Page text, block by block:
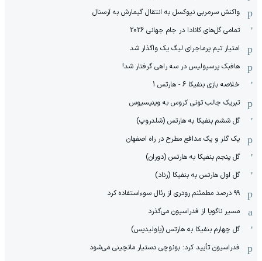
واکنش سرمربی نیوکسل به انتقال گیمارش به آرسنال
تمامی گل‌های کانادا در جام جهانی 2026
امتیاز تیم پرماجرای لیگ یک واگذار شد
هافبک پرسپولیس در سه راهی گرفتار شد!
خلاصه بازی بنفیکا 6 - هارتس 1
تبریک جالب تونی کروس به وینیسیوس
گل ششم بنفیکا به هارتس (شلدروپ)
یک گلر و یک مدافع مطرح در راه اصفهان
گل پنجم بنفیکا به هارتس (دوران)
گل اول هارتس به بنفیکا (رناد)
۹۹ درصد مطمئنم رودری از رئال سوءاستفاده کرد
مسیر ناگویا از فدراسیون می‌گذرد
گل چهارم بنفیکا به هارتس (پاولیدیس)
فدراسیون تأیید کرد: بونوچی دستیار مانچینی می‌شود